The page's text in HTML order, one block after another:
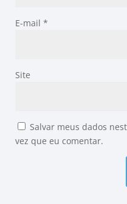
E-mail *
Site
Salvar meus dados
vez que eu comentar.